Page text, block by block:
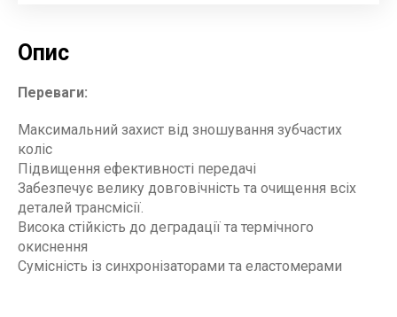
Опис
Переваги:
Максимальний захист від зношування зубчастих
коліс
Підвищення ефективності передачі
Забезпечує велику довговічність та очищення всіх
деталей трансмісії.
Висока стійкість до деградації та термічного
окиснення
Сумісність із синхронізаторами та еластомерами